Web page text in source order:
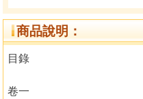
商品說明：
目錄
卷一